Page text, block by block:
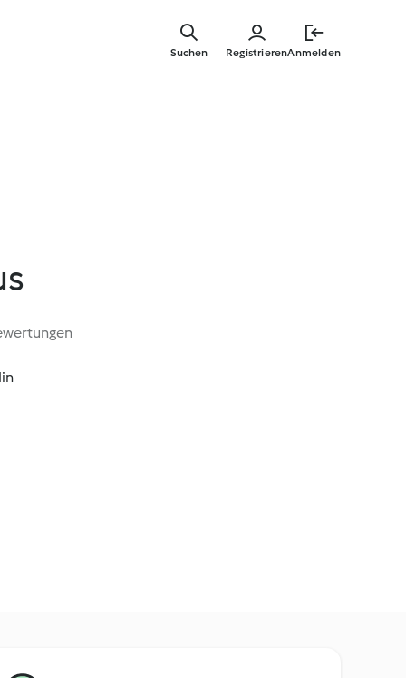
springen
RegistrierenAnmelden
Suchen